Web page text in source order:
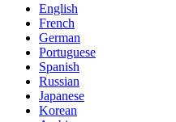
English
French
German
Portuguese
Spanish
Russian
Japanese
Korean